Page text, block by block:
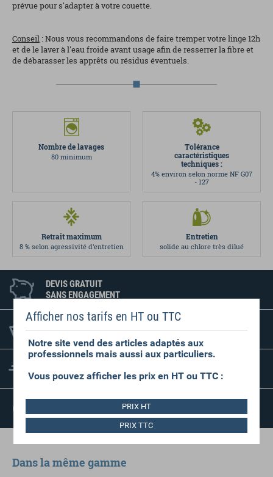
prévue pour s'adapter à votre couette.
Conseil : Nous vous recommandons de faire tremper votre linge 12h
et de le laver à l'eau froide avant usage afin de resserrer la fibre et
de débarasser les apprêts ou résidus éventuels.
Nombre de lavages
80 minimum
Tolérance
caractéristiques
techniques :
4% environ selon norme NF G07
- 127
Retrait maximum
8 % selon agressivité d'entretien
Entretien
solide au chlore très dilué
DEVIS GRATUIT
SANS ENGAGEMENT
PAS DE MINIMUM
RÉDUITS
REMBOURSÉ
Dans la même gamme
Afficher nos tarifs en HT ou TTC
Notre site vend des articles adaptés aux
professionnels mais aussi aux particuliers.
Vous pouvez afficher les prix en HT ou TTC :
PRIX HT
PRIX TTC